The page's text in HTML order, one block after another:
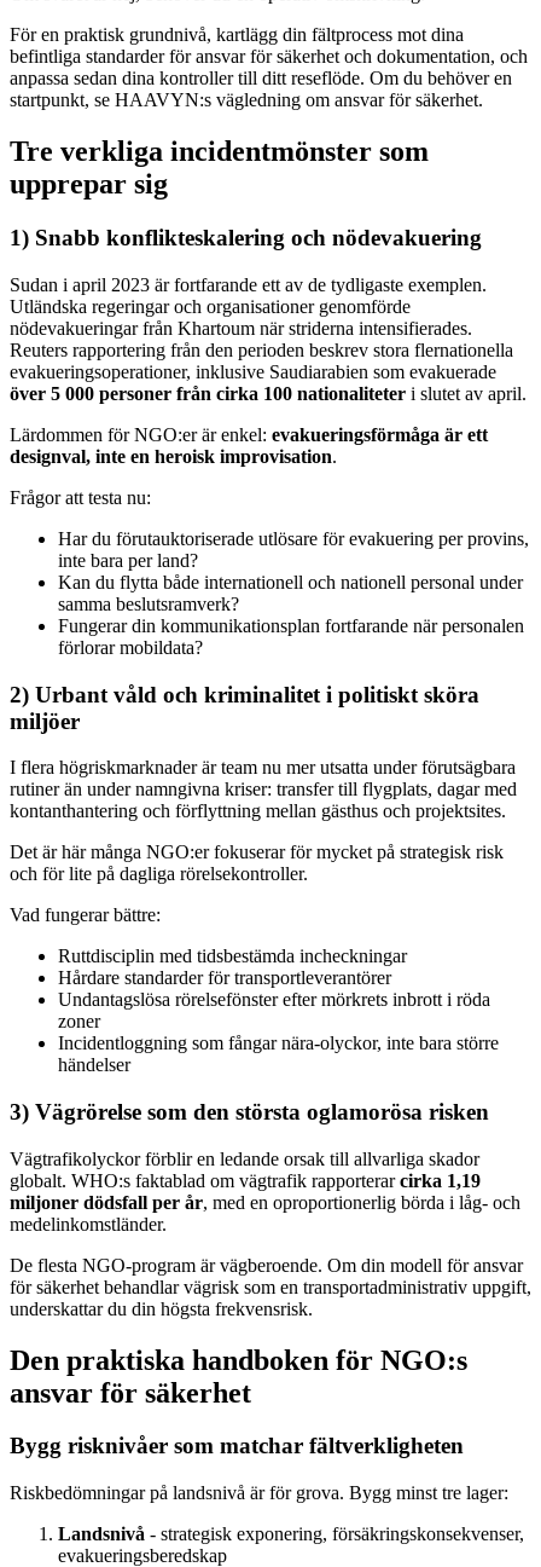
För en praktisk grundnivå, kartlägg din fältprocess mot dina
befintliga standarder för ansvar för säkerhet och dokumentation, och
anpassa sedan dina kontroller till ditt reseflöde. Om du behöver en
startpunkt, se HAAVYN:s vägledning om ansvar för säkerhet.
Tre verkliga incidentmönster som
upprepar sig
1) Snabb konflikteskalering och nödevakuering
Sudan i april 2023 är fortfarande ett av de tydligaste exemplen.
Utländska regeringar och organisationer genomförde
nödevakueringar från Khartoum när striderna intensifierades.
Reuters rapportering från den perioden beskrev stora flernationella
evakueringsoperationer, inklusive Saudiarabien som evakuerade
över 5 000 personer från cirka 100 nationaliteter i slutet av april.
Lärdommen för NGO:er är enkel: evakueringsförmåga är ett
designval, inte en heroisk improvisation.
Frågor att testa nu:
Har du förutauktoriserade utlösare för evakuering per provins,
inte bara per land?
Kan du flytta både internationell och nationell personal under
samma beslutsramverk?
Fungerar din kommunikationsplan fortfarande när personalen
förlorar mobildata?
2) Urbant våld och kriminalitet i politiskt sköra
miljöer
I flera högriskmarknader är team nu mer utsatta under förutsägbara
rutiner än under namngivna kriser: transfer till flygplats, dagar med
kontanthantering och förflyttning mellan gästhus och projektsites.
Det är här många NGO:er fokuserar för mycket på strategisk risk
och för lite på dagliga rörelsekontroller.
Vad fungerar bättre:
Ruttdisciplin med tidsbestämda incheckningar
Hårdare standarder för transportleverantörer
Undantagslösa rörelsefönster efter mörkrets inbrott i röda
zoner
Incidentloggning som fångar nära-olyckor, inte bara större
händelser
3) Vägrörelse som den största oglamorösa risken
Vägtrafikolyckor förblir en ledande orsak till allvarliga skador
globalt. WHO:s faktablad om vägtrafik rapporterarcirka 1,19
miljoner dödsfall per år, med en oproportionerlig börda i låg- och
medelinkomstländer.
De flesta NGO-program är vägberoende. Om din modell för ansvar
för säkerhet behandlar vägrisk som en transportadministrativ uppgift,
underskattar du din högsta frekvensrisk.
Den praktiska handboken för NGO:s
ansvar för säkerhet
Bygg risknivåer som matchar fältverkligheten
Riskbedömningar på landsnivå är för grova. Bygg minst tre lager:
Landsnivå - strategisk exponering, försäkringskonsekvenser,
evakueringsberedskap